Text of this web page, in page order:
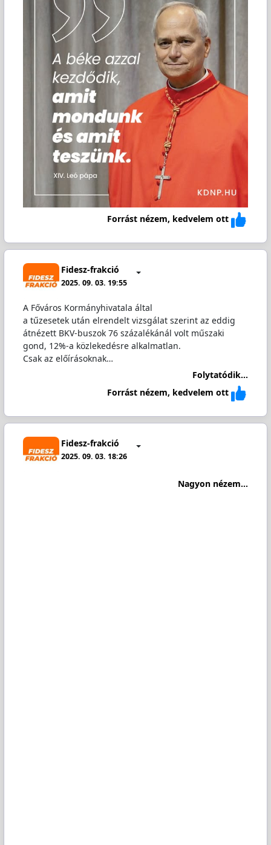
Forrást nézem, kedvelem ott
Fidesz-frakció
2025. 09. 03. 19:55
A Főváros Kormányhivatala által
a tűzesetek után elrendelt vizsgálat szerint az eddig
átnézett BKV-buszok 76 százalékánál volt műszaki
gond, 12%-a közlekedésre alkalmatlan.
Csak az előírásoknak…
Folytatódik...
Forrást nézem, kedvelem ott
Fidesz-frakció
2025. 09. 03. 18:26
Nagyon nézem...